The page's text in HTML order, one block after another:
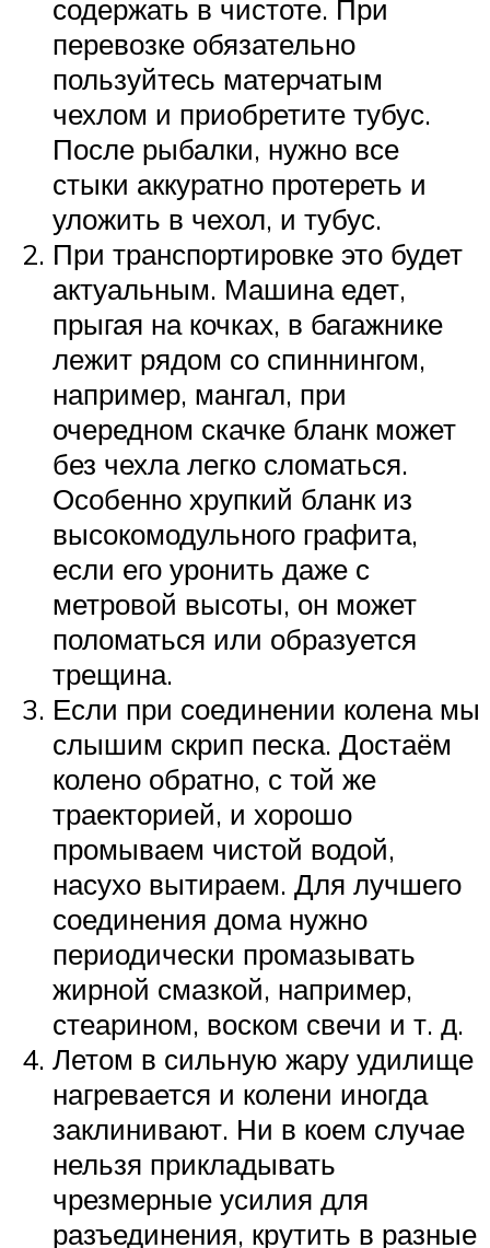
содержать в чистоте. При
перевозке обязательно
пользуйтесь матерчатым
чехлом и приобретите тубус.
После рыбалки, нужно все
стыки аккуратно протереть и
уложить в чехол, и тубус.
При транспортировке это будет
актуальным. Машина едет,
прыгая на кочках, в багажнике
лежит рядом со спиннингом,
например, мангал, при
очередном скачке бланк может
без чехла легко сломаться.
Особенно хрупкий бланк из
высокомодульного графита,
если его уронить даже с
метровой высоты, он может
поломаться или образуется
трещина.
Если при соединении колена мы
слышим скрип песка. Достаём
колено обратно, с той же
траекторией, и хорошо
промываем чистой водой,
насухо вытираем. Для лучшего
соединения дома нужно
периодически промазывать
жирной смазкой, например,
стеарином, воском свечи и т. д.
Летом в сильную жару удилище
нагревается и колени иногда
заклинивают. Ни в коем случае
нельзя прикладывать
чрезмерные усилия для
разъединения, крутить в разные